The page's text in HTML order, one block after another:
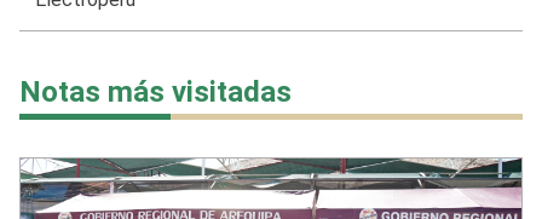
Notas más visitadas